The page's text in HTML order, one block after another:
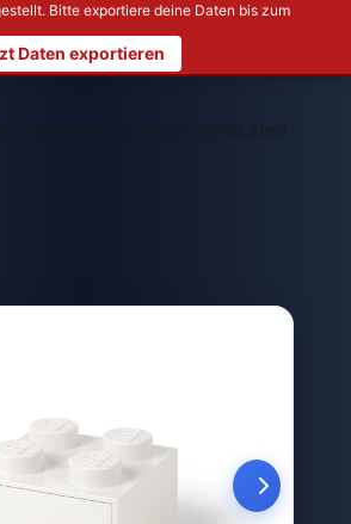
Bitte exportiere deine Daten bis zum
Daten exportieren
LEGO 5006208 Stein mit 4